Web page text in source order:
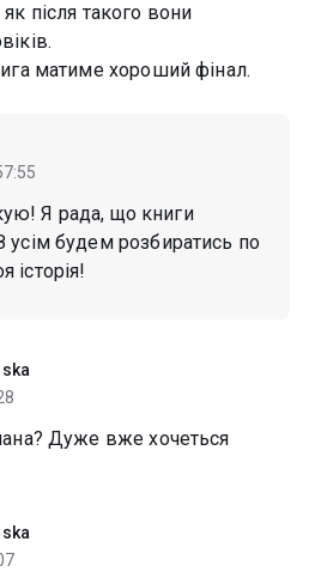
після такого вони
матиме хороший фінал.
Я рада, що книги
усім будем розбиратись по
історія!
Дуже вже хочеться